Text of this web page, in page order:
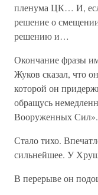
пленума ЦК… И,
решение о
решению и…
Окончание фразы
Жуков сказал, что
которой он
обращусь
Вооруженных Сил».
Стало тихо.
сильнейшее. У
В перерыве он